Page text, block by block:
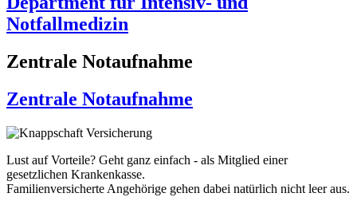
Notfallmedizin
Zentrale Notaufnahme
Zentrale Notaufnahme
Lust auf Vorteile? Geht ganz einfach - als Mitglied einer
gesetzlichen Krankenkasse.
Familienversicherte Angehörige gehen dabei natürlich nicht leer aus.